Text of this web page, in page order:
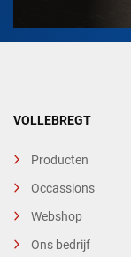
VOLLEBREGT
Producten
Occassions
Webshop
Ons bedrijf